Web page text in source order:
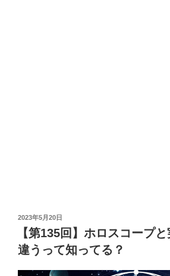
投
日:
2023年5月20日
【第135回】ホロスコープ
違うって知ってる？